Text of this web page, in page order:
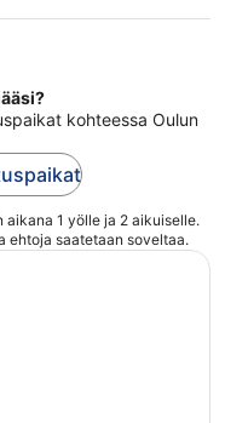
kohteessa Oulun
1 yölle ja 2 aikuiselle.
ehtoja saatetaan soveltaa.